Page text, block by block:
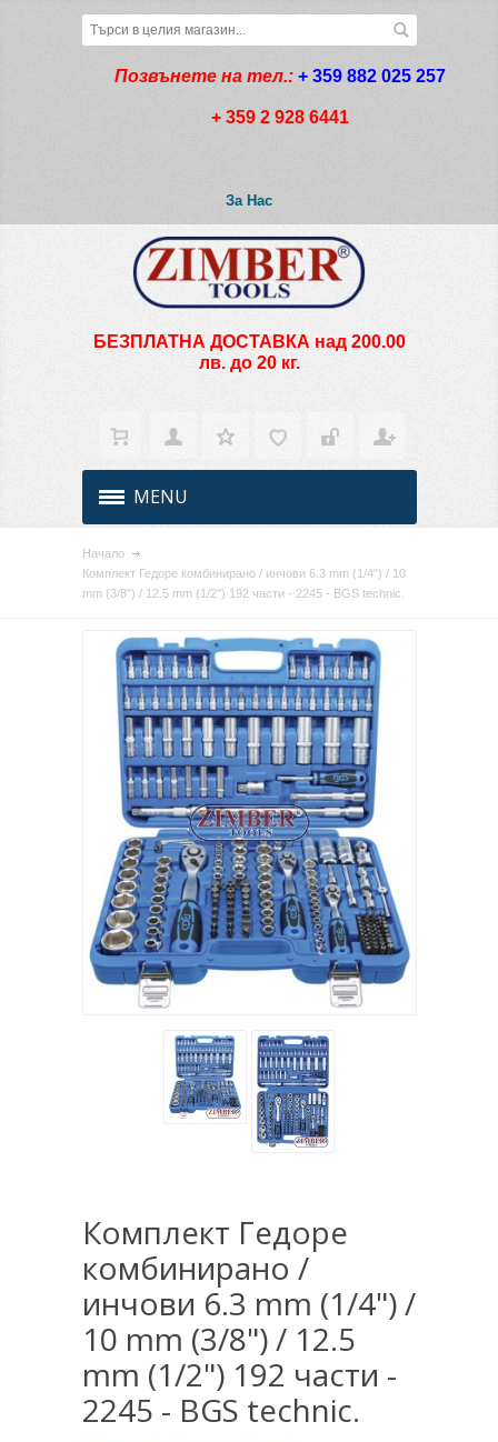
Позвънете на тел.: + 359 882 025 257
+ 359 2 928 6441
За Нас
БЕЗПЛАТНА ДОСТАВКА над 200.00
лв. до 20 кг.
MENU
Начало
Комплект Гедоре комбинирано / инчови 6.3 mm (1/4") / 10
mm (3/8") / 12.5 mm (1/2") 192 части - 2245 - BGS technic.
Комплект Гедоре
комбинирано /
инчови 6.3 mm (1/4") /
10 mm (3/8") / 12.5
mm (1/2") 192 части -
2245 - BGS technic.